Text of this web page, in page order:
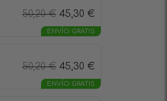
50,20€ 45,30 €
ENVÍO GRATIS
50,20€ 45,30 €
ENVÍO GRATIS